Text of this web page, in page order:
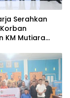
Serahkan
KM Mutiara
Negara